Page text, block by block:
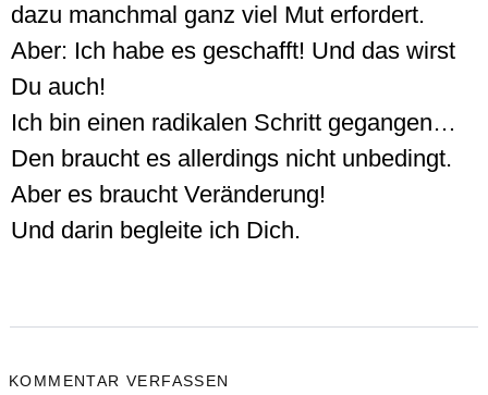
dazu manchmal ganz viel Mut erfordert.
Aber: Ich habe es geschafft! Und das wirst
Du auch!
Ich bin einen radikalen Schritt gegangen…
Den braucht es allerdings nicht unbedingt.
Aber es braucht Veränderung!
Und darin begleite ich Dich.
KOMMENTAR VERFASSEN